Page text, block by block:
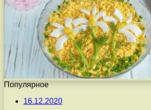
Популярное
16.12.2020